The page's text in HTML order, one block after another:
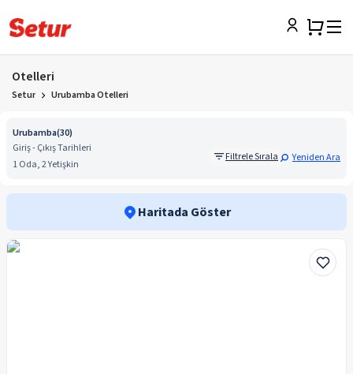
Otelleri
Setur Urubamba Otelleri
Urubamba(30)
Giriş - Çıkış Tarihleri
1 Oda, 2 Yetişkin
Filtrele Sırala Yeniden Ara
Haritada Göster